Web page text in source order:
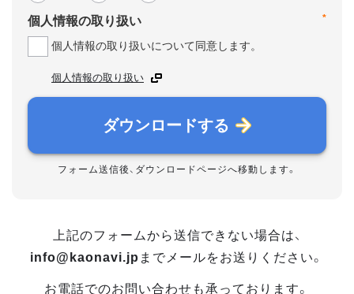
*
個人情報の取り扱い
個人情報の取り扱いについて同意します。
個人情報の取り扱い
ダウンロードする
フォーム送信後、ダウンロードページへ移動します。
上記のフォームから送信できない場合は、
info@kaonavi.jp までメールをお送りください。
お電話でのお問い合わせも承っております。